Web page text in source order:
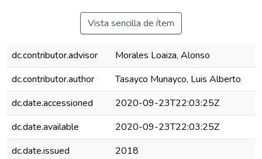
Vista sencilla de ítem
dc.contributor.advisor
Morales Loaiza, Alonso
dc.contributor.author
Tasayco Munayco, Luis Alberto
dc.date.accessioned
2020-09-23T22:03:25Z
dc.date.available
2020-09-23T22:03:25Z
dc.date.issued
2018